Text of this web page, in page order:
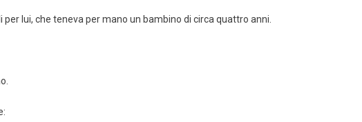
lui, che teneva per mano un bambino di circa quattro anni.